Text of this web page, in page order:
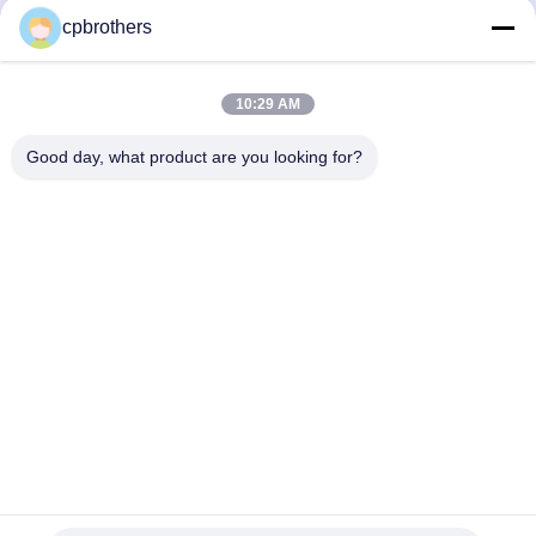
cpbrothers
10:29 AM
Good day, what product are you looking for?